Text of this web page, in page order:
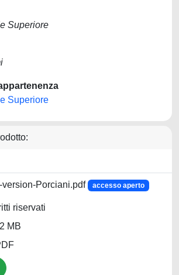
Superiore
Superiore
Porciani.pdf accesso aperto
riservati
MB